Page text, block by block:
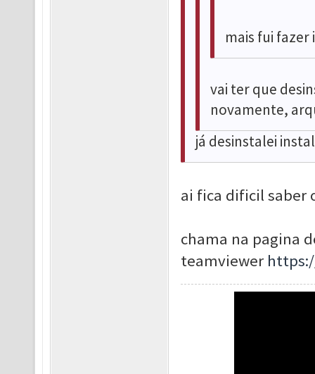
mais fui
vai ter que
novamente,
já desinstalei
ai fica dificil saber
chama na pagina
teamviewer